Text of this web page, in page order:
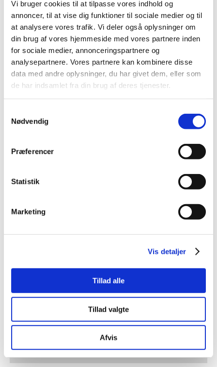
Vi bruger cookies til at tilpasse vores indhold og
annoncer, til at vise dig funktioner til sociale medier og til
at analysere vores trafik. Vi deler også oplysninger om
din brug af vores hjemmeside med vores partnere inden
for sociale medier, annonceringspartnere og
analysepartnere. Vores partnere kan kombinere disse
data med andre oplysninger, du har givet dem, eller som
de har indsamlet fra din brug af deres tjenester.
Nødvendig
Præferencer
Statistik
Marketing
Vis detaljer
Tillad alle
Tillad valgte
Afvis
Festivalen Himmelblå arrangeres af
om foreningen, og være en del af
tilsendt direkte til din indbakke.
Grundtvigsk Forum. Du kan altid vælge at afmelde dig igen.
hej@grundtvigskforum.dk